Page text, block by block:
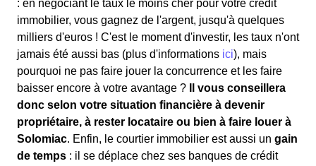
: en négociant le taux le moins cher pour votre crédit
immobilier, vous gagnez de l'argent, jusqu'à quelques
milliers d'euros ! C'est le moment d'investir, les taux n'ont
jamais été aussi bas (plus d'informations ici), mais
pourquoi ne pas faire jouer la concurrence et les faire
baisser encore à votre avantage ?
Il vous conseillera
donc selon votre situation financière à devenir
propriétaire, à rester locataire ou bien à faire louer à
Solomiac. Enfin, le courtier immobilier est aussi un gain
de temps : il se déplace chez ses banques de crédit